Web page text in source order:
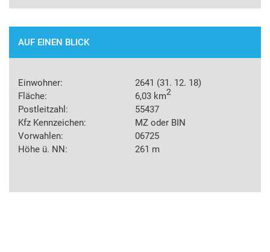
AUF EINEN BLICK
Einwohner:
2641 (31. 12. 18)
Fläche:
6,03 km2
Postleitzahl:
55437
Kfz Kennzeichen:
MZ oder BIN
Vorwahlen:
06725
Höhe ü. NN:
261 m